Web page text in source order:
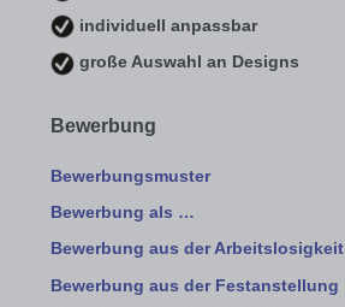
individuell anpassbar
große Auswahl an Designs
Bewerbung
Bewerbungsmuster
Bewerbung als …
Bewerbung aus der Arbeitslosigkeit
Bewerbung aus der Festanstellung